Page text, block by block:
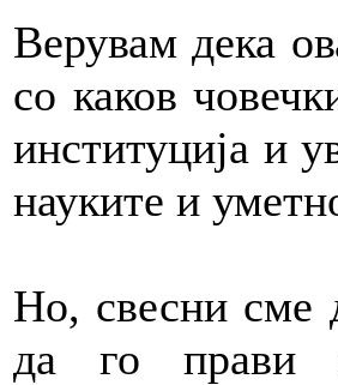
Верувам дека
со каков
институција и
науките и
Но, свесни сме
да го прави